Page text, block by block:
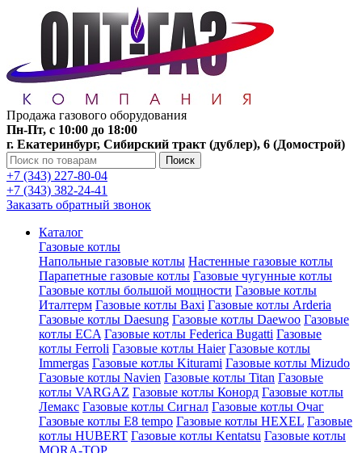
Продажа газового оборудования
Пн-Пт, с 10:00 до 18:00
г. Екатеринбург, Сибирский тракт (дублер), 6 (Домострой)
Поиск
+7 (343) 227-80-04
+7 (343) 382-24-41
Заказать обратный звонок
Каталог
Газовые котлы
Напольные газовые котлы Настенные газовые котлы
Парапетные газовые котлы Газовые чугунные котлы
Газовые котлы большой мощности Газовые котлы
Италтерм Газовые котлы Baxi Газовые котлы Arderia
Газовые котлы Daesung Газовые котлы Daewoo Газовые
котлы ECA Газовые котлы Federica Bugatti Газовые
котлы Ferroli Газовые котлы Haier Газовые котлы
Immergas Газовые котлы Kiturami Газовые котлы Mizudo
Газовые котлы Navien Газовые котлы Titan Газовые
котлы VARGAZ Газовые котлы Конорд Газовые котлы
Лемакс Газовые котлы Сигнал Газовые котлы Очаг
Газовые котлы E8 tempo Газовые котлы HEXEL Газовые
котлы HUBERT Газовые котлы Kentatsu Газовые котлы
MORA-TOP